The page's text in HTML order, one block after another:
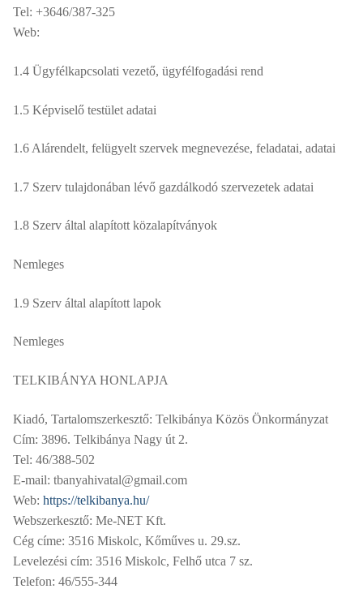
Tel: +3646/387-325
Web:
1.4 Ügyfélkapcsolati vezető, ügyfélfogadási rend
1.5 Képviselő testület adatai
1.6 Alárendelt, felügyelt szervek megnevezése, feladatai, adatai
1.7 Szerv tulajdonában lévő gazdálkodó szervezetek adatai
1.8 Szerv által alapított közalapítványok
Nemleges
1.9 Szerv által alapított lapok
Nemleges
TELKIBÁNYA HONLAPJA
Kiadó, Tartalomszerkesztő: Telkibánya Közös Önkormányzat
Cím: 3896. Telkibánya Nagy út 2.
Tel: 46/388-502
E-mail: tbanyahivatal@gmail.com
Web: https://telkibanya.hu/
Webszerkesztő: Me-NET Kft.
Cég címe: 3516 Miskolc, Kőműves u. 29.sz.
Levelezési cím: 3516 Miskolc, Felhő utca 7 sz.
Telefon: 46/555-344